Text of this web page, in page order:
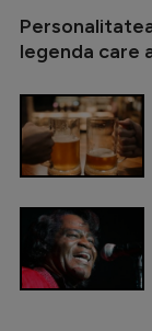
legenda care